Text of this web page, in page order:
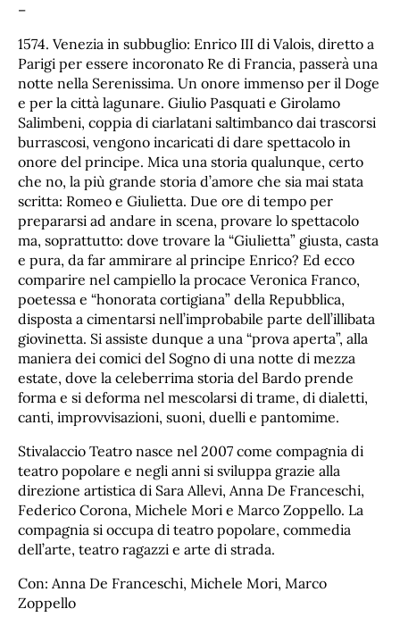
–
1574. Venezia in subbuglio: Enrico III di Valois, diretto a
Parigi per essere incoronato Re di Francia, passerà una
notte nella Serenissima. Un onore immenso per il Doge
e per la città lagunare. Giulio Pasquati e Girolamo
Salimbeni, coppia di ciarlatani saltimbanco dai trascorsi
burrascosi, vengono incaricati di dare spettacolo in
onore del principe. Mica una storia qualunque, certo
che no, la più grande storia d’amore che sia mai stata
scritta: Romeo e Giulietta. Due ore di tempo per
prepararsi ad andare in scena, provare lo spettacolo
ma, soprattutto: dove trovare la “Giulietta” giusta, casta
e pura, da far ammirare al principe Enrico? Ed ecco
comparire nel campiello la procace Veronica Franco,
poetessa e “honorata cortigiana” della Repubblica,
disposta a cimentarsi nell’improbabile parte dell’illibata
giovinetta. Si assiste dunque a una “prova aperta”, alla
maniera dei comici del Sogno di una notte di mezza
estate, dove la celeberrima storia del Bardo prende
forma e si deforma nel mescolarsi di trame, di dialetti,
canti, improvvisazioni, suoni, duelli e pantomime.
Stivalaccio Teatro nasce nel 2007 come compagnia di
teatro popolare e negli anni si sviluppa grazie alla
direzione artistica di Sara Allevi, Anna De Franceschi,
Federico Corona, Michele Mori e Marco Zoppello. La
compagnia si occupa di teatro popolare, commedia
dell’arte, teatro ragazzi e arte di strada.
Con: Anna De Franceschi, Michele Mori, Marco
Zoppello